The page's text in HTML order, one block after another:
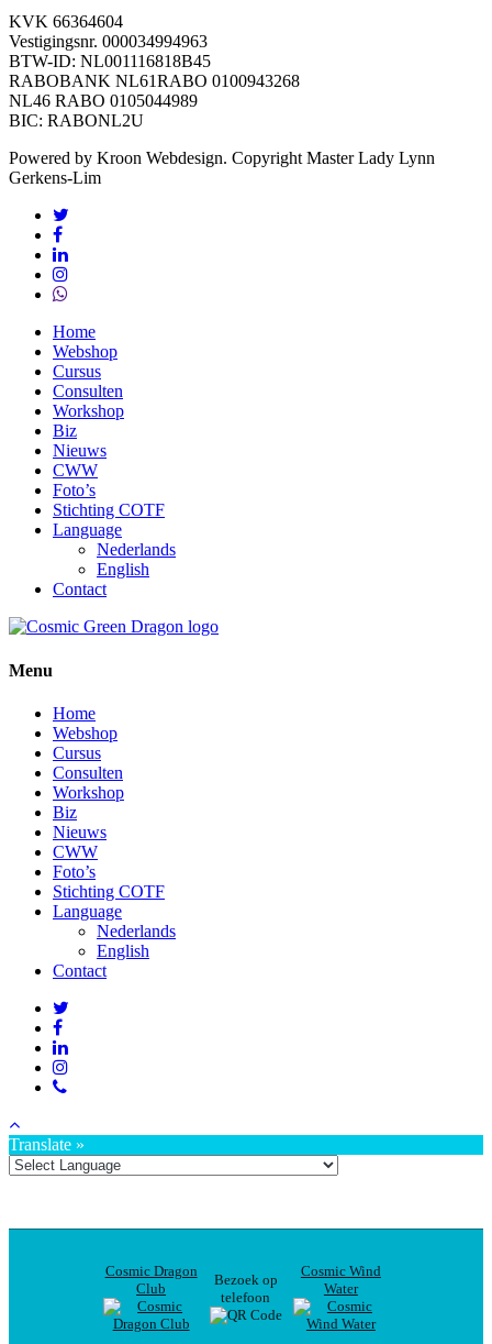
KVK 66364604
Vestigingsnr. 000034994963
BTW-ID: NL001116818B45
RABOBANK NL61RABO 0100943268
NL46 RABO 0105044989
BIC: RABONL2U
Powered by Kroon Webdesign. Copyright Master Lady Lynn
Gerkens-Lim
twitter
facebook
linkedin
instagram
whatsapp
Close
Menu
Home
Webshop
Cursus
Consulten
Workshop
Biz
Nieuws
CWW
Foto’s
Stichting COTF
Language
Nederlands
English
Contact
Menu
Home
Webshop
Cursus
Consulten
Workshop
Biz
Nieuws
CWW
Foto’s
Stichting COTF
Language
Nederlands
English
Contact
Translate »
Cosmic Dragon
Club
Bezoek op
telefoon
Cosmic Wind
Water